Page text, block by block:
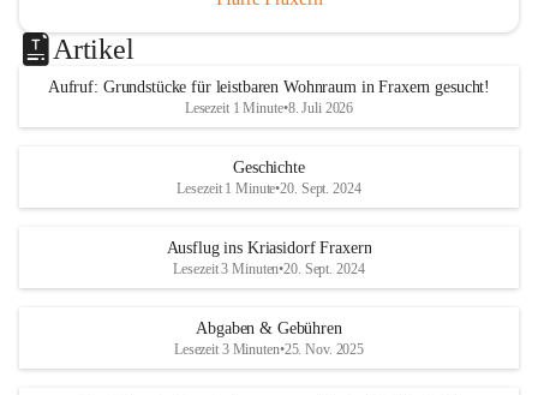
Artikel
Aufruf: Grundstücke für leistbaren Wohnraum in Fraxern gesucht!
Lesezeit 1 Minute•8. Juli 2026
Geschichte
Lesezeit 1 Minute•20. Sept. 2024
Ausflug ins Kriasidorf Fraxern
Lesezeit 3 Minuten•20. Sept. 2024
Abgaben & Gebühren
Lesezeit 3 Minuten•25. Nov. 2025